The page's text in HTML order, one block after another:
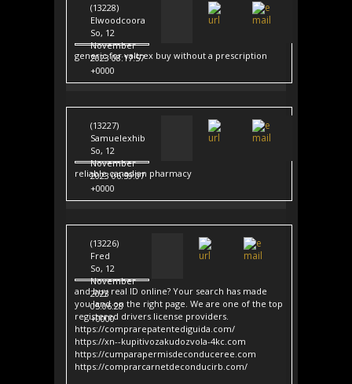
(13228)
Elwoodcoora
So, 12
November
2023 08:17:57
+0000
generic for valtrex buy without a prescription
(13227)
Samuelexhib
So, 12
November
2023 06:59:07
+0000
reliable canadian pharmacy
(13226)
Fred
So, 12
November
2023
05:06:28
+0000
and buy real ID online? Your search has made
you land on the right page. We are one of the top
registered drivers license providers.
https://comprarepatentediguida.com/
https://xn--kupitivozakudozvola-4kc.com
https://cumparapermisdeconduceree.com
https://comprarcarnetdeconducirb.com/